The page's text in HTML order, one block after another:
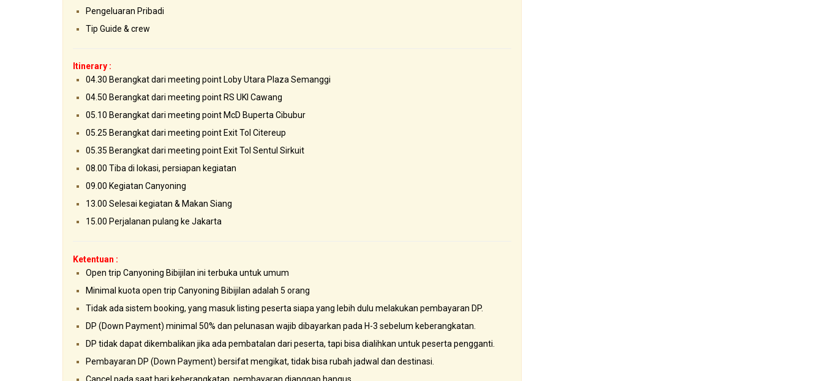
Pengeluaran Pribadi
Tip Guide & crew
Itinerary :
04.30 Berangkat dari meeting point Loby Utara Plaza Semanggi
04.50 Berangkat dari meeting point RS UKI Cawang
05.10 Berangkat dari meeting point McD Buperta Cibubur
05.25 Berangkat dari meeting point Exit Tol Citereup
05.35 Berangkat dari meeting point Exit Tol Sentul Sirkuit
08.00 Tiba di lokasi, persiapan kegiatan
09.00 Kegiatan Canyoning
13.00 Selesai kegiatan & Makan Siang
15.00 Perjalanan pulang ke Jakarta
Ketentuan :
Open trip Canyoning Bibijilan ini terbuka untuk umum
Minimal kuota open trip Canyoning Bibijilan adalah 5 orang
Tidak ada sistem booking, yang masuk listing peserta siapa yang lebih dulu melakukan pembayaran DP.
DP (Down Payment) minimal 50% dan pelunasan wajib dibayarkan pada H-3 sebelum keberangkatan.
DP tidak dapat dikembalikan jika ada pembatalan dari peserta, tapi bisa dialihkan untuk peserta pengganti.
Pembayaran DP (Down Payment) bersifat mengikat, tidak bisa rubah jadwal dan destinasi.
Cancel pada saat hari keberangkatan, pembayaran dianggap hangus.